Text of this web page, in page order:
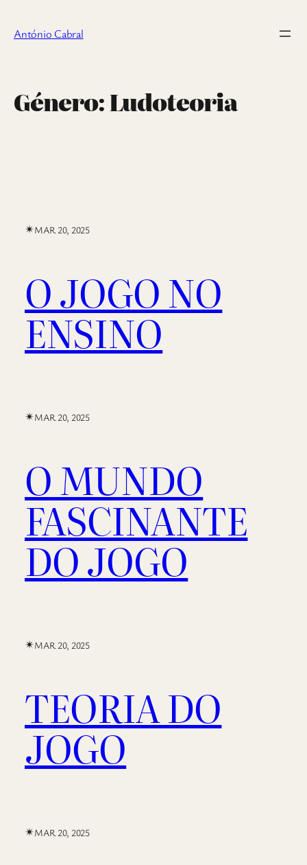
António Cabral
Género:Ludoteoria
✴︎MAR 20, 2025
O JOGO NO
ENSINO
✴︎MAR 20, 2025
O MUNDO
FASCINANTE
DO JOGO
✴︎MAR 20, 2025
TEORIA DO
JOGO
✴︎MAR 20, 2025